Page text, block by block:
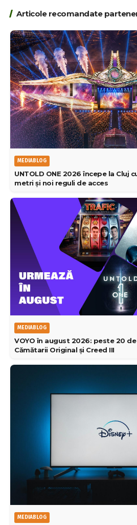
Articole recomandate
MEDIABLOG
UNTOLD ONE 2026 începe la Cluj
metri și noi reguli de acces
MEDIABLOG
VOYO în august 2026: peste 20
Cămătarii Original și Creed III
MEDIABLOG